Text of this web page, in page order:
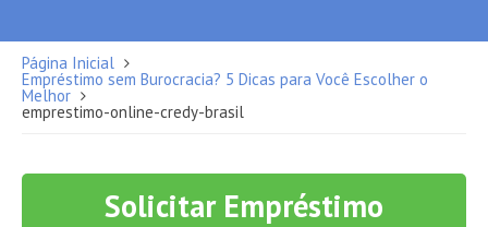
Página Inicial
Empréstimo sem Burocracia? 5 Dicas para Você Escolher o
Melhor
emprestimo-online-credy-brasil
Solicitar Empréstimo